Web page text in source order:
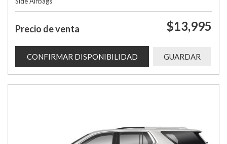
Precio de venta $13,995
CONFIRMAR DISPONIBILIDAD GUARDAR